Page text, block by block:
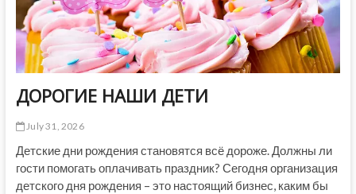
ДОРОГИЕ НАШИ ДЕТИ
July 31, 2026
Детские дни рождения становятся всё дороже. Должны ли
гости помогать оплачивать праздник? Сегодня организация
детского дня рождения – это настоящий бизнес, каким бы